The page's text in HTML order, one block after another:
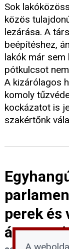
Sok
közös
lezárása. A
beépítéshez,
lakók már
pótkulcsot
A kizárólagos
komoly
kockázatot is
szakértőnk
perek és